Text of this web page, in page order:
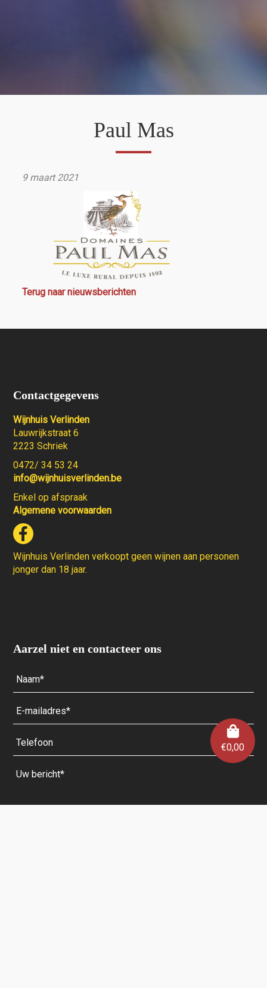
€0,00
Paul Mas
9 maart 2021
Terug naar nieuwsberichten
Contactgegevens
Wijnhuis Verlinden
Lauwrijkstraat 6
2223 Schriek
0472/ 34 53 24
info@wijnhuisverlinden.be
Enkel op afspraak
Algemene voorwaarden
Wijnhuis Verlinden verkoopt geen wijnen aan personen
jonger dan 18 jaar.
Aarzel niet en contacteer ons